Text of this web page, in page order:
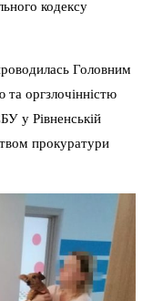
кодексу
Головним
та оргзлочінністю
у Рівненській
прокуратури